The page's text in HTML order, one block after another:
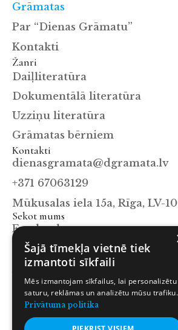
Grāmatas
Par “Dienas Grāmatu”
Kontakti
Žanri
Daiļliteratūra
Dokumentālā literatūra
Uzziņu literatūra
Grāmatas bērniem
Kontakti
dienasgramata@dgramata.lv
+371 67063129
Mūkusalas iela 15a, Rīga, LV-
Sekot mums
Facebook
Instagram
X.com
© 2026 Dienas Grāmata. Visas
Privātuma politika
Lietošanas
Šajā tīmekļa vietnē tiek
izmantoti sīkfaili
Mēs izmantojam sīkfailus, lai personalizētu
saturu, reklāmas un analizētu mūsu trafiku.
Privātuma politika